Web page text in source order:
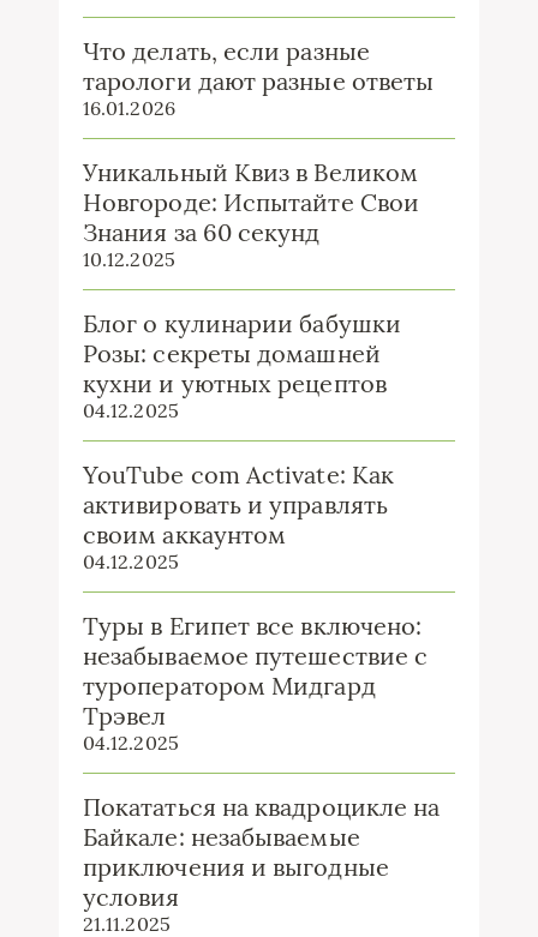
Что делать, если разные
тарологи дают разные ответы
16.01.2026
Уникальный Квиз в Великом
Новгороде: Испытайте Свои
Знания за 60 секунд
10.12.2025
Блог о кулинарии бабушки
Розы: секреты домашней
кухни и уютных рецептов
04.12.2025
YouTube com Activate: Как
активировать и управлять
своим аккаунтом
04.12.2025
Туры в Египет все включено:
незабываемое путешествие с
туроператором Мидгард
Трэвел
04.12.2025
Покататься на квадроцикле на
Байкале: незабываемые
приключения и выгодные
условия
21.11.2025